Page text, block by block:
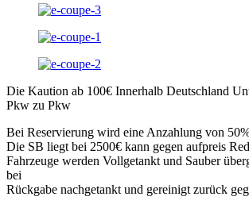
Die Kaution ab 100€ Innerhalb Deutschland
Pkw zu Pkw
Bei Reservierung wird eine Anzahlung von
Die SB liegt bei 2500€ kann gegen aufpreis
Fahrzeuge werden Vollgetankt und Sauber
bei
Rückgabe nachgetankt und gereinigt zurück